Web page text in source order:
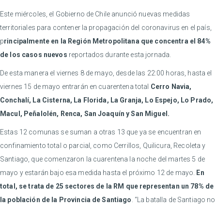
Este miércoles, el Gobierno de Chile anunció nuevas medidas
territoriales para contener la propagación del coronavirus en el país,
principalmente en la Región Metropolitana que concentra el 84%
de los casos nuevos reportados durante esta jornada.
De esta manera el viernes 8 de mayo, desde las 22:00 horas, hasta el
viernes 15 de mayo entrarán en cuarentena total Cerro Navia,
Conchalí, La Cisterna, La Florida, La Granja, Lo Espejo, Lo Prado,
Macul, Peñalolén, Renca, San Joaquín y San Miguel.
Estas 12 comunas se suman a otras 13 que ya se encuentran en
confinamiento total o parcial, como Cerrillos, Quilicura, Recoleta y
Santiago, que comenzaron la cuarentena la noche del martes 5 de
mayo y estarán bajo esa medida hasta el próximo 12 de mayo.
En
total, se trata de 25 sectores de la RM que representan un 78% de
la población de la Provincia de Santiago . “La batalla de Santiago no